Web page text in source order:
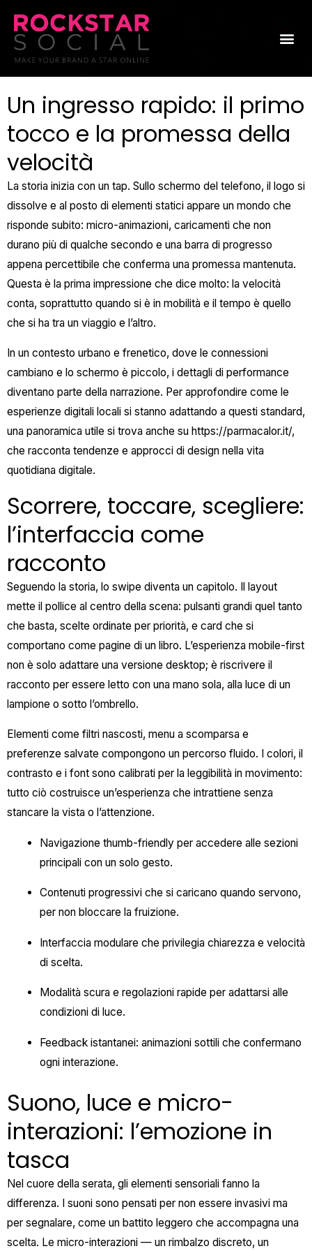
content
Un ingresso rapido: il primo
tocco e la promessa della
velocità
La storia inizia con un tap. Sullo schermo del telefono, il logo si
dissolve e al posto di elementi statici appare un mondo che
risponde subito: micro-animazioni, caricamenti che non
durano più di qualche secondo e una barra di progresso
appena percettibile che conferma una promessa mantenuta.
Questa è la prima impressione che dice molto: la velocità
conta, soprattutto quando si è in mobilità e il tempo è quello
che si ha tra un viaggio e l’altro.
In un contesto urbano e frenetico, dove le connessioni
cambiano e lo schermo è piccolo, i dettagli di performance
diventano parte della narrazione. Per approfondire come le
esperienze digitali locali si stanno adattando a questi standard,
una panoramica utile si trova anche su https://parmacalor.it/,
che racconta tendenze e approcci di design nella vita
quotidiana digitale.
Scorrere, toccare, scegliere:
l’interfaccia come
racconto
Seguendo la storia, lo swipe diventa un capitolo. Il layout
mette il pollice al centro della scena: pulsanti grandi quel tanto
che basta, scelte ordinate per priorità, e card che si
comportano come pagine di un libro. L’esperienza mobile-first
non è solo adattare una versione desktop; è riscrivere il
racconto per essere letto con una mano sola, alla luce di un
lampione o sotto l’ombrello.
Elementi come filtri nascosti, menu a scomparsa e
preferenze salvate compongono un percorso fluido. I colori, il
contrasto e i font sono calibrati per la leggibilità in movimento:
tutto ciò costruisce un’esperienza che intrattiene senza
stancare la vista o l’attenzione.
Navigazione thumb-friendly per accedere alle sezioni
principali con un solo gesto.
Contenuti progressivi che si caricano quando servono,
per non bloccare la fruizione.
Interfaccia modulare che privilegia chiarezza e velocità
di scelta.
Modalità scura e regolazioni rapide per adattarsi alle
condizioni di luce.
Feedback istantanei: animazioni sottili che confermano
ogni interazione.
Suono, luce e micro-
interazioni: l’emozione in
tasca
Nel cuore della serata, gli elementi sensoriali fanno la
differenza. I suoni sono pensati per non essere invasivi ma
per segnalare, come un battito leggero che accompagna una
scelta. Le micro-interazioni — un rimbalzo discreto, un